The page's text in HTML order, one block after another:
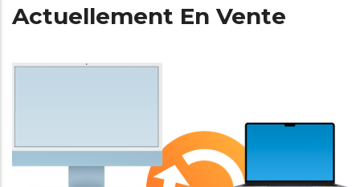
Actuellement En Vente